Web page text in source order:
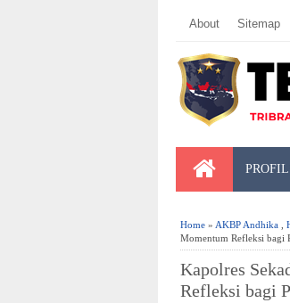
About Sitemap
PROFIL
Home » AKBP Andhika
Momentum Refleksi bagi
Kapolres
Refleksi bagi